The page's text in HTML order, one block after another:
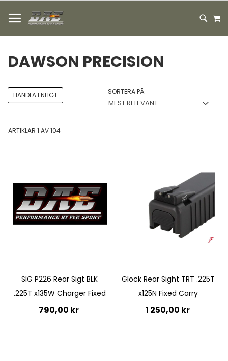
TILL
INNEHÅLLET
DAWSON PRECISION
ARTIKLAR 1 AV104
SORTERA PÅ
SIG P226 Rear Sigt BLK
.225T x135W Charger Fixed
790,00 kr
Glock Rear Sight TRT .225T
x125N Fixed Carry
1 250,00 kr
HANDLA ENLIGT